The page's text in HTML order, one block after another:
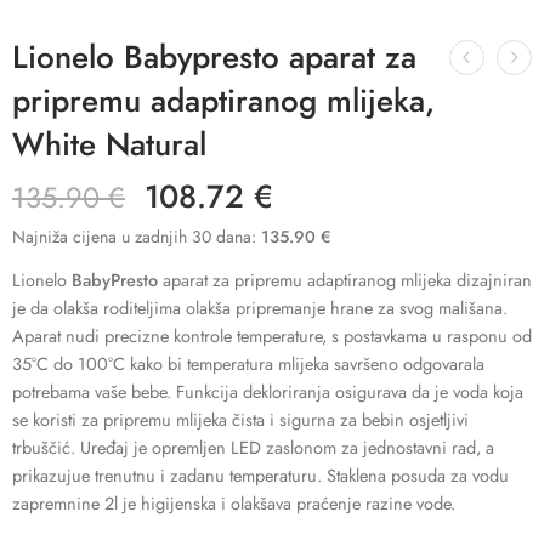
Lionelo Babypresto aparat za
pripremu adaptiranog mlijeka,
White Natural
135.90€ 108.72 €
Najniža cijena u zadnjih 30 dana: 135.90 €
Lionelo BabyPrestoaparat za pripremu adaptiranog mlijeka dizajniran
je da olakša roditeljima olakša pripremanje hrane za svog mališana.
Aparat nudi precizne kontrole temperature, s postavkama u rasponu od
35°C do 100°C kako bi temperatura mlijeka savršeno odgovarala
potrebama vaše bebe. Funkcija dekloriranja osigurava da je voda koja
se koristi za pripremu mlijeka čista i sigurna za bebin osjetljivi
trbuščić. Uređaj je opremljen LED zaslonom za jednostavni rad, a
prikazujue trenutnu i zadanu temperaturu. Staklena posuda za vodu
zapremnine 2l je higijenska i olakšava praćenje razine vode.